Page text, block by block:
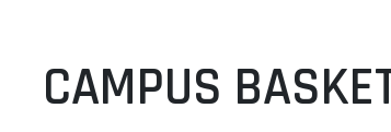
COMPETIÇÕES
ASSOCIAÇÕES
CAMPUS